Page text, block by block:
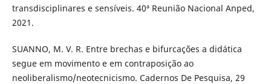
transdisciplinares e sensíveis. 40ª Reunião Nacional Anped,
2021.
SUANNO, M. V. R. Entre brechas e bifurcações a didática
segue em movimento e em contraposição ao
neoliberalismo/neotecnicismo. Cadernos De Pesquisa, 29